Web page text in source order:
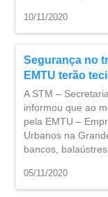
10/11/2020
Segurança no
EMTU terão
A STM –
informou que ao
pela EMTU –
Urbanos na
bancos,
05/11/2020